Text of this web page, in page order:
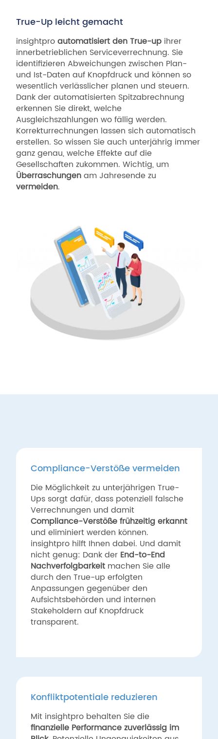
True-Up leicht gemacht
insightpro automatisiert den True-up ihrer
innerbetrieblichen Serviceverrechnung. Sie
identifizieren Abweichungen zwischen Plan-
und Ist-Daten auf Knopfdruck und können so
wesentlich verlässlicher planen und steuern.
Dank der automatisierten Spitzabrechnung
erkennen Sie direkt, welche
Ausgleichszahlungen wo fällig werden.
Korrekturrechnungen lassen sich automatisch
erstellen. So wissen Sie auch unterjährig immer
ganz genau, welche Effekte auf die
Gesellschaften zukommen. Wichtig, um
Überraschungen am Jahresende zu
vermeiden.
Compliance-Verstöße vermeiden
Die Möglichkeit zu unterjährigen True-
Ups sorgt dafür, dass potenziell falsche
Verrechnungen und damit
Compliance-Verstöße frühzeitig erkannt
und eliminiert werden können.
insightpro hilft Ihnen dabei. Und damit
nicht genug: Dank der End-to-End
Nachverfolgbarkeit machen Sie alle
durch den True-up erfolgten
Anpassungen gegenüber den
Aufsichtsbehörden und internen
Stakeholdern auf Knopfdruck
transparent.
Konfliktpotentiale reduzieren
Mit insightpro behalten Sie die
finanzielle Performance zuverlässig im